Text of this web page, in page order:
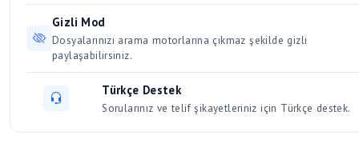
Gizli Mod
Dosyalarınızı arama motorlarına çıkmaz şekilde gizli
paylaşabilirsiniz.
Türkçe Destek
Sorularınız ve telif şikayetleriniz için Türkçe destek.